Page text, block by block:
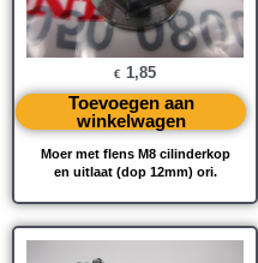
Moer met flens M8 cilinderkop
en uitlaat (dop 12mm) ori.
€ 1,85
Toevoegen aan
winkelwagen